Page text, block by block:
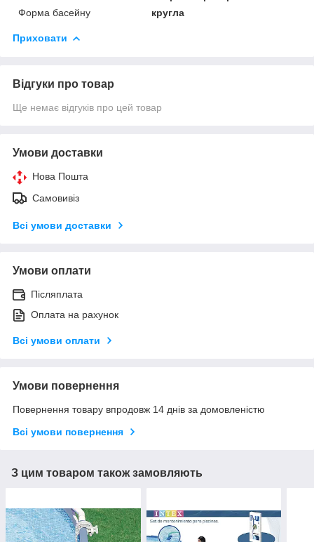
Форма басейну
кругла
Приховати
Відгуки про товар
Ще немає відгуків про цей товар
Умови доставки
Нова Пошта
Самовивіз
Всі умови доставки
Умови оплати
Післяплата
Оплата на рахунок
Всі умови оплати
Умови повернення
Повернення товару впродовж 14 днів за домовленістю
Всі умови повернення
З цим товаром також замовляють